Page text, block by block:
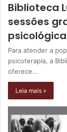
Biblioteca
sessões
Para atender a
psicoterapia, a
oferece…
Leia mais »